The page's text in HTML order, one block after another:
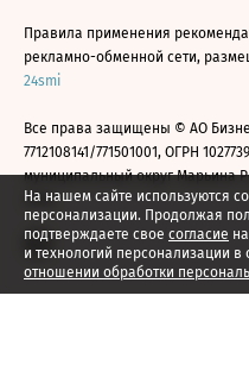
На нашем сайте используются
персонализации. Продолжая
подтверждаете свое согласие
и технологий персонализации в
отношении обработки
Правила применения
рекламно-обменной сети,
24smi
Все права защищены © АО
7712108141/771501001, ОГРН
муниципальный округ Марьина
2026